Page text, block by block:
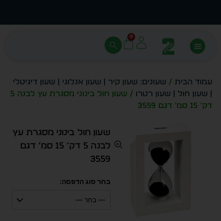
0
עמוד הבית / שעונים: שעון קיר | שעון אנלוגי | שעון דיגיטלי
| שעון חול | שעון רטרו
/ שעון חול בינוני מסגרת עץ לבנה 5
דק’ 15 סמ’ דגם 3559
שעון חול בינוני מסגרת עץ
לבנה 5 דק’ 15 סמ’ דגם
3559
בחר סוג הדפסה:
— בחר —